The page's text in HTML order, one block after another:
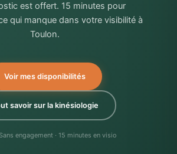
est offert. 15 minutes pour
qui manque dans votre visibilité à
Toulon.
Voir mes disponibilités
savoir sur la kinésiologie
engagement · 15 minutes en visio